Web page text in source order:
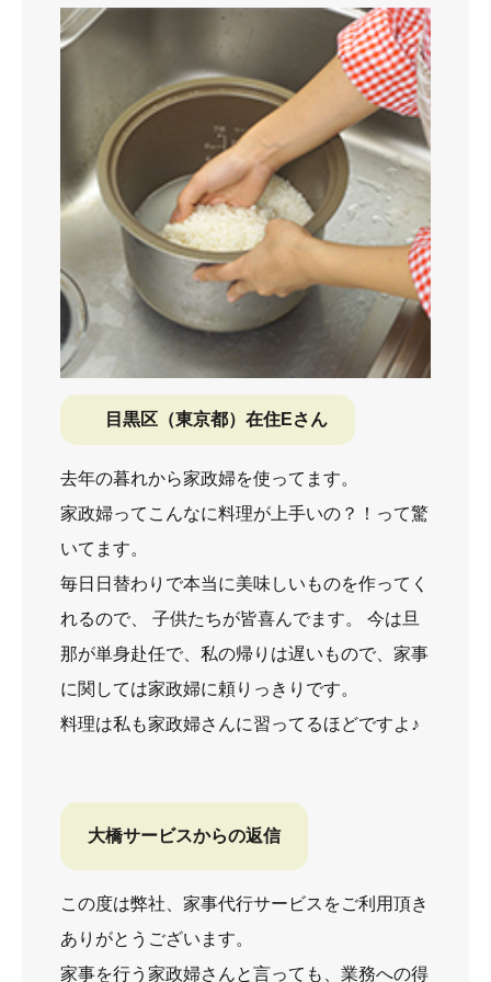
目黒区（東京都）在住Eさん
去年の暮れから家政婦を使ってます。
家政婦ってこんなに料理が上手いの？！って驚
いてます。
毎日日替わりで本当に美味しいものを作ってく
れるので、 子供たちが皆喜んでます。 今は旦
那が単身赴任で、私の帰りは遅いもので、家事
に関しては家政婦に頼りっきりです。
料理は私も家政婦さんに習ってるほどですよ♪
大橋サービスからの返信
この度は弊社、家事代行サービスをご利用頂き
ありがとうございます。
家事を行う家政婦さんと言っても、業務への得